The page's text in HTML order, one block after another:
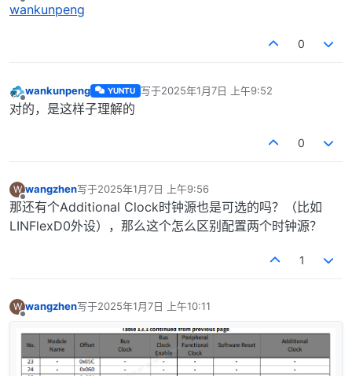
离线
wankunpeng
0
离线
wankunpeng YUNTU 写于2025年1月7日 上午9:52
最后由 编辑
对的，是这样子理解的
0
W
离线
wangzhen写于2025年1月7日 上午9:56
最后由 编辑
那还有个Additional Clock时钟源也是可选的吗？（比如
LINFlexD0外设），那么这个怎么区别配置两个时钟源？
1
W wangzhen写于2025年1月7日 上午10:11
最后由 编辑